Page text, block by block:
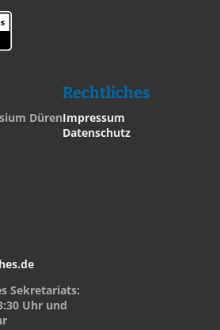
Düren
Rechtliches
Impressum
Datenschutz
Sekretariats:
Uhr und